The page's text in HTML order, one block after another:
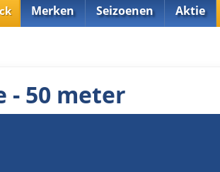
Merken Seizoenen Aktie
- 50 meter